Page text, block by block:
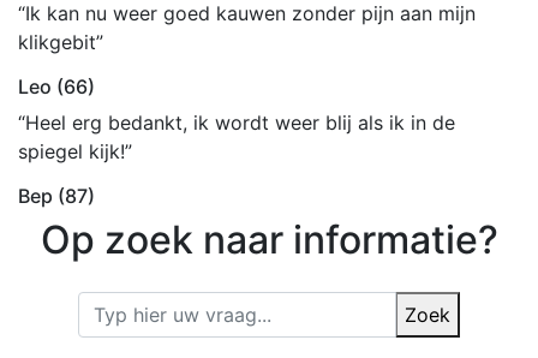
“Ik kan nu weer goed kauwen zonder pijn aan mijn
klikgebit”
Leo (66)
“Heel erg bedankt, ik wordt weer blij als ik in de
spiegel kijk!”
Bep (87)
Op zoek naar informatie?
Zoek